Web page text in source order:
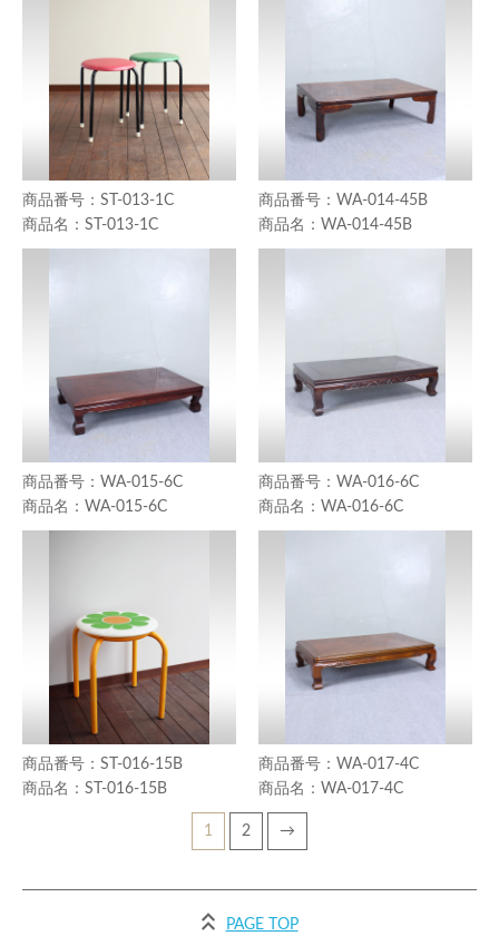
ST-013-1C
ST-013-1C
WA-014-45B
WA-014-45B
WA-015-6C
WA-015-6C
WA-016-6C
WA-016-6C
ST-016-15B
ST-016-15B
WA-017-4C
WA-017-4C
1 2 →
PAGE TOP